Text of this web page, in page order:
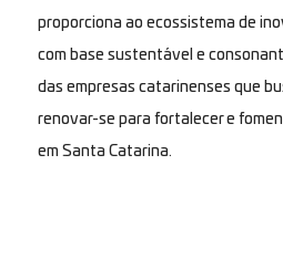
proporciona ao ecossistema de
com base sustentável e
das empresas catarinenses que
renovar-se para fortalecer e
em Santa Catarina.